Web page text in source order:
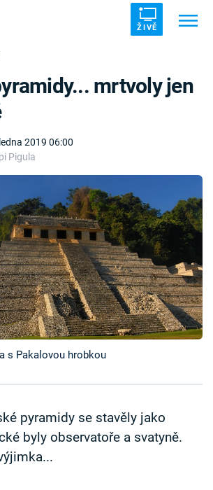
ŽIVĚ
DÁVNOVĚKU
2019 06:00
Pigula
mrtvoly jen
s Pakalovou hrobkou
pyramidy se stavěly jako
byly observatoře a svatyně.